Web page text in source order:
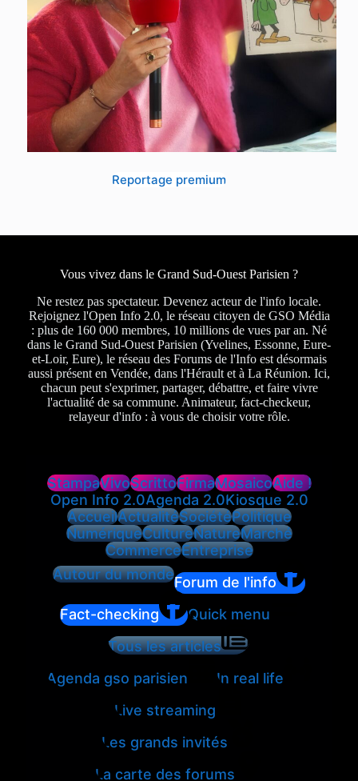
Reportage premium
Vous vivez dans le Grand Sud-Ouest Parisien ?
Ne restez pas spectateur. Devenez acteur de l'info locale.
Rejoignez l'Open Info 2.0, le réseau citoyen de GSO Média
: plus de 160 000 membres, 10 millions de vues par an. Né
dans le Grand Sud-Ouest Parisien (Yvelines, Essonne, Eure-
et-Loir, Eure), le réseau des Forums de l'Info est désormais
aussi présent en Vendée, dans l'Hérault et à La Réunion. Ici,
chacun peut s'exprimer, partager, débattre, et faire vivre
l'actualité de sa commune. Animateur, fact-checkeur,
relayeur d'info : à vous de choisir votre rôle.
StampaVivoScrittoFirmaMosaicoAide !
Open Info 2.0Agenda 2.0Kiosque 2.0
AccueilActualitéSociétéPolitique
NumériqueCultureNatureMarché
CommerceEntreprise
Autour du mondeForum de l'info
Fact-checking
Quick menu
Tous les articles
Agenda gso parisien
In real life
Live streaming
Les grands invités
La carte des forums